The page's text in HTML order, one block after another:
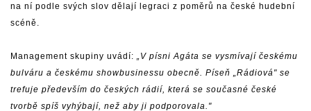
na ní podle svých slov dělají legraci z poměrů na české hudební
scéně.
Management skupiny uvádí: „V písni Agáta se vysmívají českému
bulváru a českému showbusinessu obecně. Píseň „Rádiová" se
trefuje především do českých rádií, která se současné české
tvorbě spíš vyhýbají, než aby ji podporovala."